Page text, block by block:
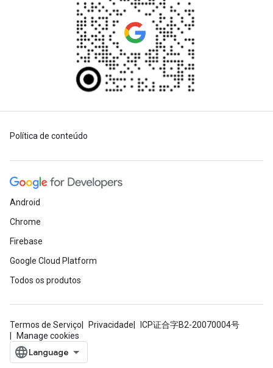
Política de conteúdo
Android
Chrome
Firebase
Google Cloud Platform
Todos os produtos
Termos de Serviço Privacidade
ICP证合字B2-20070004号
Manage cookies